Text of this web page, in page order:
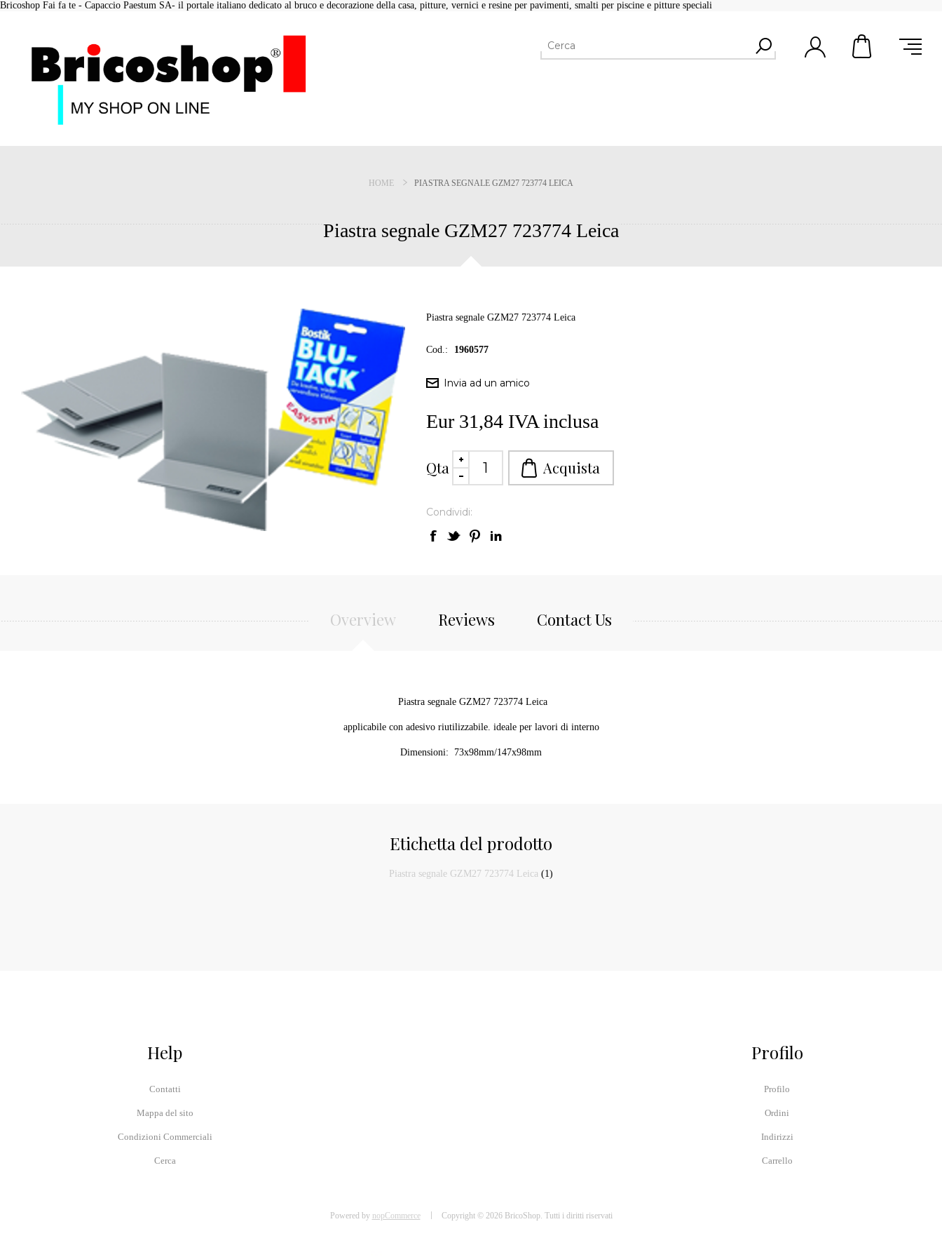
Bricoshop Fai fa te - Capaccio Paestum SA- il portale italiano dedicato al bruco e decorazione della casa, pitture, vernici e resine per pavimenti, smalti per piscine e pitture speciali
HOME PIASTRA SEGNALE GZM27 723774 LEICA
Piastra segnale GZM27 723774 Leica
Piastra segnale GZM27 723774 Leica
Cod.: 1960577
Eur 31,84 IVA inclusa
Qta
Condividi:
Overview Reviews Contact Us
Piastra segnale GZM27 723774 Leica
applicabile con adesivo riutilizzabile. ideale per lavori di interno
Dimensioni: 73x98mm/147x98mm
Etichetta del prodotto
Piastra segnale GZM27 723774 Leica (1)
Help
Contatti
Mappa del sito
Condizioni Commerciali
Cerca
Profilo
Profilo
Ordini
Indirizzi
Carrello
Powered by nopCommerce Copyright © 2026 BricoShop. Tutti i diritti riservati